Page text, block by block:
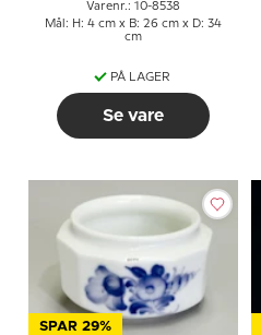
Varenr.: 10-8538
Mål: H: 4 cm x B: 26 cm x D: 34
cm
PÅ LAGER
Se vare
SPAR 29%